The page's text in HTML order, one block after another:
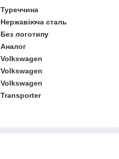
Туреччина
Нержавіюча сталь
Без логотипу
Аналог
Volkswagen
Volkswagen
Volkswagen
Transporter